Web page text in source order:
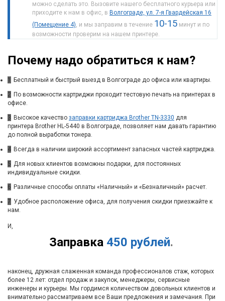
можно сделать это. Вызовите нашего бесплатного курьера или
приходите к нам в офис, в Волгограде, ул. 7-я Гвардейская 16
(Помещение 4), и мы заправим в течение 10-15 минут и по
возможности проверим на нашем принтере.
Почему надо обратиться к нам?
1 Бесплатный и быстрый выезд в Волгограде до офиса или квартиры.
2 По возможности картриджи проходит тестовую печать на принтерах в
офисе.
3 Высокое качество заправки картриджа Brother TN-3330 для
принтера Brother HL-5440 в Волгограде, позволяет нам давать гарантию
до полной выработки тонера.
4 Всегда в наличии широкий ассортимент запасных частей картриджа.
5 Для новых клиентов возможны подарки, для постоянных
индивидуальные скидки.
6 Различные способы оплаты «Наличный» и «Безналичный» расчет.
7 Удобное расположение офиса, для получения скидки приезжайте к
нам.
Заправка 450 рублей.
И,
наконец, дружная слаженная команда профессионалов стаж, которых
более 12 лет: отдел продаж и закупок, менеджеры, сервисные
инженеры и курьеры. Мы гордимся количеством довольных клиентов и
внимательно рассматриваем все Ваши предложения и замечания. При